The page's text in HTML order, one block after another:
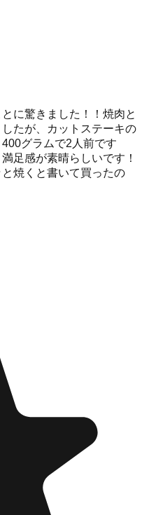
に驚きました！！焼肉と
たが、カットステーキの
グラムで2人前です
足感が素晴らしいです！
焼くと書いて買ったの